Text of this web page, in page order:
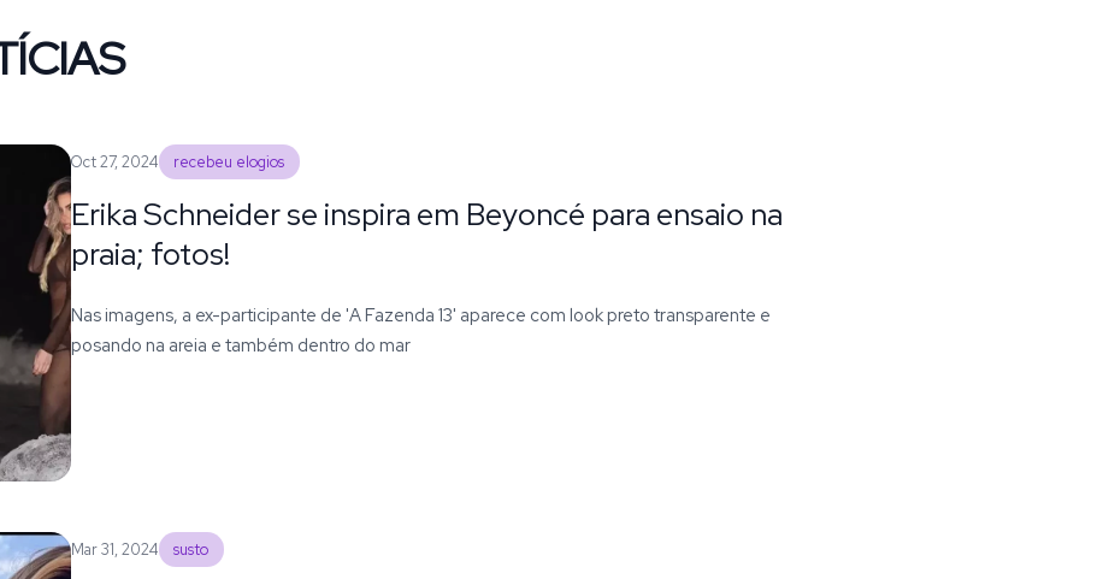
Oct 27, 2024 recebeu elogios
Erika Schneider se inspira em Beyoncé para ensaio na
praia; fotos!
Nas imagens, a ex-participante de 'A Fazenda 13' aparece com look preto transparente e
posando na areia e também dentro do mar
Mar 31, 2024 susto